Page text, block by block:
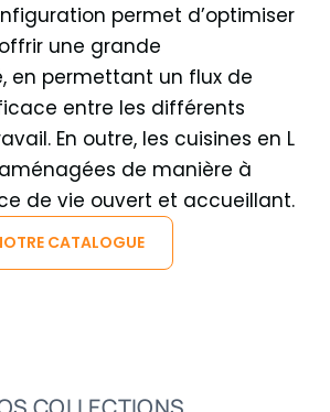
permet d’optimiser
une grande
en permettant un flux de
entre les différents
En outre, les cuisines en L
de manière à
de vie ouvert et accueillant.
CATALOGUE